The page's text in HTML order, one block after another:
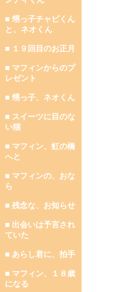
■ 甥っ子チャビくん
と、ネオくん
■ １９回目のお正月
■ マフィンからのプ
レゼント
■ 甥っ子、ネオくん
■ スイーツに目のな
い猫
■ マフィン、虹の橋
へと
■ マフィンの、おな
ら
■ 残念な、お知らせ
■ 出会いは予言され
ていた
■ あらし君に、拍手
■ マフィン、１８歳
になる